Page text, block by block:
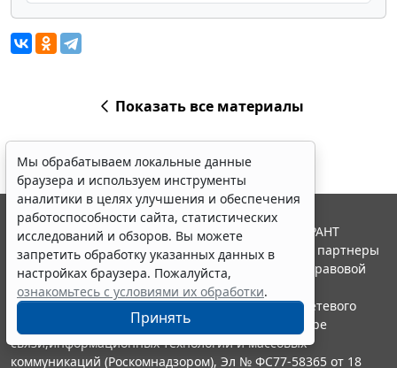
Показать все материалы
Мы обрабатываем локальные данные
браузера и используем инструменты
аналитики в целях улучшения и обеспечения
работоспособности сайта, статистических
исследований и обзоров. Вы можете
запретить обработку указанных данных в
настройках браузера. Пожалуйста,
ознакомьтесь с условиями их обработки.
Принять
© ООО "НПП "ГАРАНТ-СЕРВИС", 2026. Система ГАРАНТ
выпускается с 1990 года. Компания "Гарант" и ее партнеры
являются участниками Российской ассоциации правовой
информации ГАРАНТ.
Портал ГАРАНТ.РУ зарегистрирован в качестве сетевого
издания Федеральной службой по надзору в сфере
связи,информационных технологий и массовых
коммуникаций (Роскомнадзором), Эл № ФС77-58365 от 18